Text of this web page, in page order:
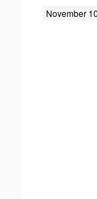
November